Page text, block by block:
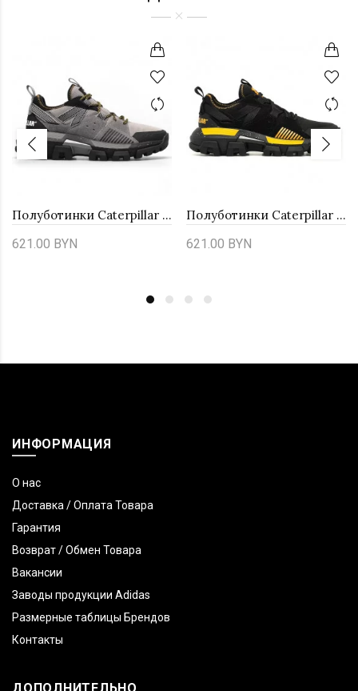
Полуботинки Caterpillar Raider Sport P724509
621.00 BYN
Полуботинки Caterpillar Raider Sport P724513
621.00 BYN
ИНФОРМАЦИЯ
О нас
Доставка / Оплата Товара
Гарантия
Возврат / Обмен Товара
Вакансии
Заводы продукции Adidas
Размерные таблицы Брендов
Контакты